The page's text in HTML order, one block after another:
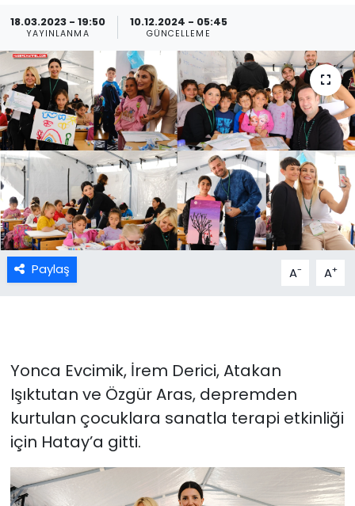
18.03.2023 - 19:50
YAYINLANMA
10.12.2024 - 05:45
GÜNCELLEME
Paylaş A- A+
Yonca Evcimik, İrem Derici, Atakan
Işıktutan ve Özgür Aras, depremden
kurtulan çocuklara sanatla terapi etkinliği
için Hatay’a gitti.